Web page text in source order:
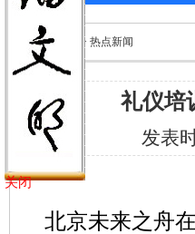
位置：首页 > > 热点新闻
礼仪培
发表
北京未来之舟
关闭